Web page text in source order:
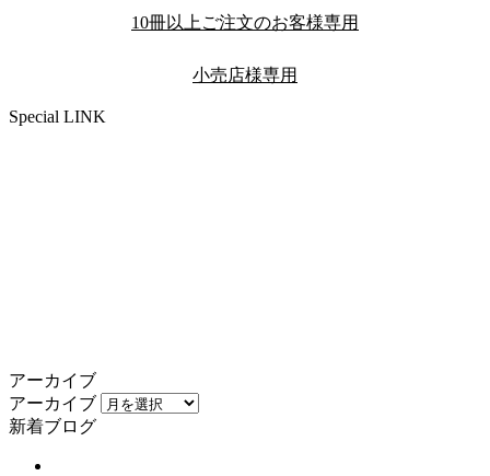
10冊以上ご注文のお客様専用
小売店様専用
Special LINK
アーカイブ
アーカイブ
新着ブログ